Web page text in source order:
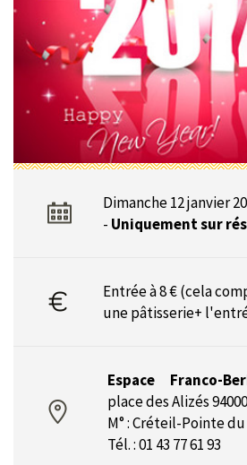
Dimanche 12 janvier
- Uniquement sur
Entrée à 8 € (cela
une pâtisserie+
Espace Franco-
place des Alizés
M° : Créteil-Pointe du
Tél. : 01 43 77 61 93